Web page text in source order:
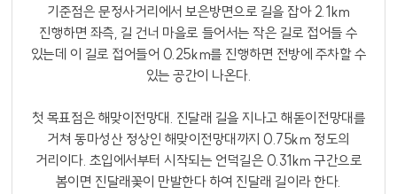
기준점은 문정사거리에서 보은방면으로 길을 잡아 2.1km
진행하면 좌측, 길 건너 마을로 들어서는 작은 길로 접어들 수
있는데 이 길로 접어들어 0.25km를 진행하면 전방에 주차할 수
있는 공간이 나온다.
첫 목표점은 해맞이전망대. 진달래 길을 지나고 해돋이전망대를
거쳐 동마성산 정상인 해맞이전망대까지 0.75km 정도의
거리이다. 초입에서부터 시작되는 언덕길은 0.31km 구간으로
봄이면 진달래꽃이 만발한다 하여 진달래 길이라 한다.